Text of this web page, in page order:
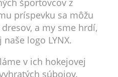
príspevku sa môžu
a my sme hrdí,
logo LYNX.
v ich hokejovej
súbojov.